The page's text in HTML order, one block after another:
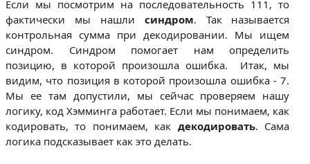
Если мы посмотрим на последовательность 111, то
фактически мы нашли синдром. Так называется
контрольная сумма при декодировании. Мы ищем
синдром. Синдром помогает нам определить
позицию, в которой произошла ошибка. Итак, мы
видим, что позиция в которой произошла ошибка - 7.
Мы ее там допустили, мы сейчас проверяем нашу
логику, код Хэмминга работает. Если мы понимаем, как
кодировать, то понимаем, как декодировать. Сама
логика подсказывает как это делать.